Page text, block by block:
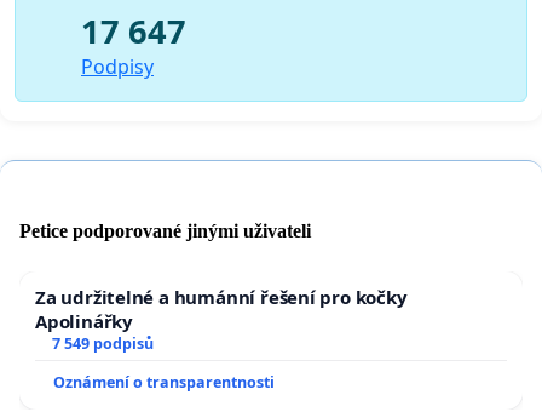
17 647
Podpisy
Petice podporované jinými uživateli
Za udržitelné a humánní řešení pro kočky
Apolinářky
7 549 podpisů
Oznámení o transparentnosti